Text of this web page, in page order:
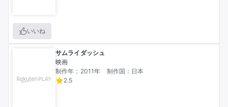
いいね
サムライダッシュ
映画
制作年：2011年
制作国：日本
2.5